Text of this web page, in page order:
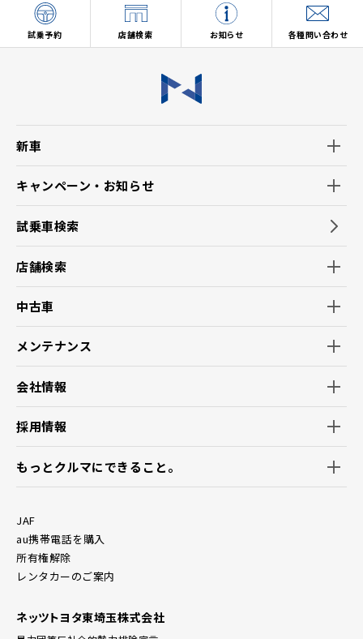
試乗予約 店舗検索 お知らせ 各種問い合わせ
新車
キャンペーン・お知らせ
試乗車検索
店舗検索
中古車
メンテナンス
会社情報
採用情報
もっとクルマにできること。
JAF
au携帯電話を購入
所有権解除
レンタカーのご案内
ネッツトヨタ東埼玉株式会社